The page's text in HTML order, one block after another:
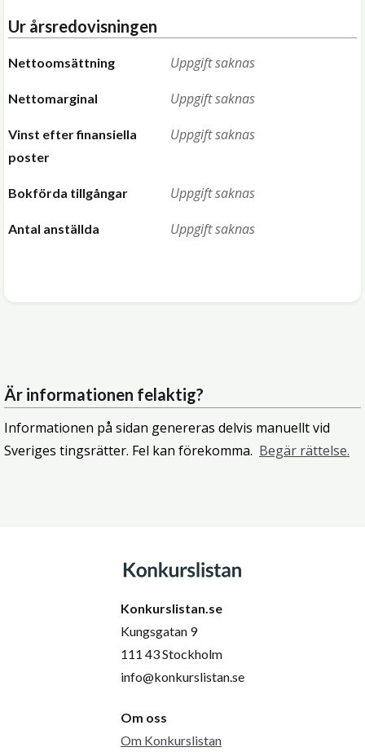
Ur årsredovisningen
Nettoomsättning Uppgift saknas
Nettomarginal Uppgift saknas
Vinst efter finansiella
poster
Uppgift saknas
Bokförda tillgångar Uppgift saknas
Antal anställda Uppgift saknas
Är informationen felaktig?
Informationen på sidan genereras delvis manuellt vid
Sveriges tingsrätter. Fel kan förekomma. Begär rättelse.
Konkurslistan.se
Kungsgatan 9
111 43 Stockholm
info@konkurslistan.se
Om oss
Om Konkurslistan